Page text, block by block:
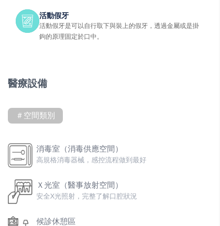
活動假牙
活動假牙是可以自行取下與裝上的假牙，透過金屬或是掛
鉤的原理固定於口中。
醫療設備
＃空間類別
消毒室（消毒供應空間）
高規格消毒器械，感控流程做到最好
Ｘ光室（醫事放射空間）
安全X光照射，完整了解口腔狀況
候診休憩區